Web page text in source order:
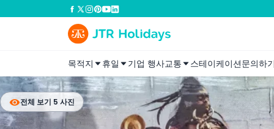
목적지 휴일 기업 행사교통 스테이케이션문의하
전체 보기 5 사진